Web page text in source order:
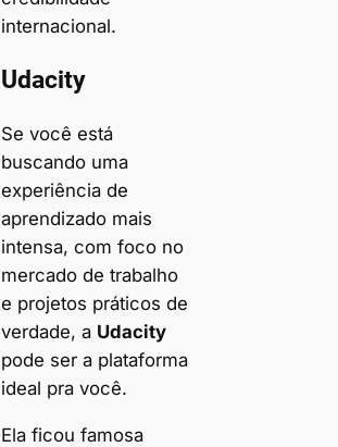
internacional.
Udacity
Se você está
buscando uma
experiência de
aprendizado mais
intensa, com foco no
mercado de trabalho
e projetos práticos de
verdade, a Udacity
pode ser a plataforma
ideal pra você.
Ela ficou famosa